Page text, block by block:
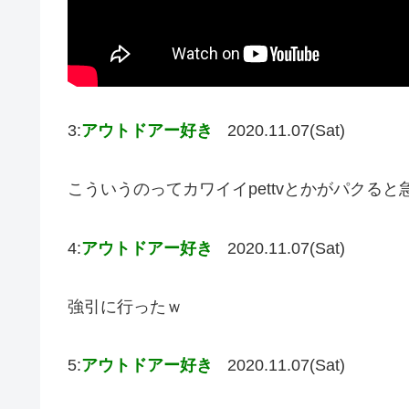
3:アウトドアー好き 2020.11.07(Sat)
こういうのってカワイイpettvとかがパクると
4:アウトドアー好き 2020.11.07(Sat)
強引に行ったｗ
5:アウトドアー好き 2020.11.07(Sat)